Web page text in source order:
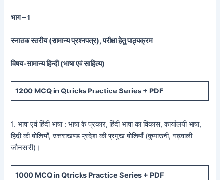
भाग – 1
स्नातक स्तरीय (सामान्य प्रश्नपत्र), परीक्षा हेतु पाठ्यक्रम
विषय-सामान्य हिन्दी (भाषा एवं साहित्य)
1200 MCQ in Qtricks Practice Series + PDF
1. भाषा एवं हिंदी भाषा : भाषा के प्रकार, हिंदी भाषा का विकास, कार्यालयी भाषा,
हिंदी की बोलियाँ, उत्तराखण्ड प्रदेश की प्रमुख बोलियाँ (कुमाउनी, गढ़वाली,
जौनसारी)।
1000 MCQ in Qtricks Practice Series + PDF